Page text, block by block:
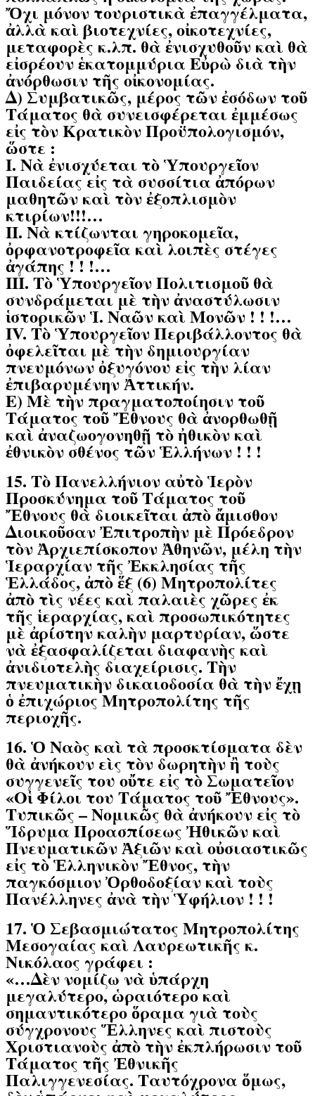
Ὄχι μόνον τουριστικὰ ἐπαγγέλματα,
ἀλλὰ καὶ βιοτεχνίες, οἰκοτεχνίες,
μεταφορὲς κ.λπ. θὰ ἐνισχυθοῦν καὶ θὰ
εἰσρέουν ἑκατομμύρια Εὐρὼ διὰ τὴν
ἀνόρθωσιν τῆς οἰκονομίας.
Δ) Συμβατικῶς, μέρος τῶν ἐσόδων τοῦ
Τάματος θὰ συνεισφέρεται ἐμμέσως
εἰς τὸν Κρατικὸν Προϋπολογισμόν,
ὥστε :
Ι. Νὰ ἐνισχύεται τὸ Ὑπουργεῖον
Παιδείας εἰς τὰ συσσίτια ἀπόρων
μαθητῶν καὶ τὸν ἐξοπλισμὸν
κτιρίων!!!…
ΙΙ. Νὰ κτίζωνται γηροκομεῖα,
ὀρφανοτροφεῖα καὶ λοιπὲς στέγες
ἀγάπης ! ! !…
ΙΙΙ. Τὸ Ὑπουργεῖον Πολιτισμοῦ θὰ
συνδράμεται μὲ τὴν ἀναστύλωσιν
ἱστορικῶν Ἱ. Ναῶν καὶ Μονῶν ! ! !…
ΙV. Tὸ Ὑπουργεῖον Περιβάλλοντος θὰ
ὀφελεῖται μὲ τὴν δημιουργίαν
πνευμόνων ὀξυγόνου εἰς τὴν λίαν
ἐπιβαρυμένην Ἀττικήν.
Ε) Μὲ τὴν πραγματοποίησιν τοῦ
Τάματος τοῦ Ἔθνους θὰ ἀνορθωθῇ
καὶ ἀναζωογονηθῇ τὸ ἠθικὸν καὶ
ἐθνικὸν σθένος τῶν Ἑλλήνων ! ! !
15. Τὸ Πανελλήνιον αὐτὸ Ἱερὸν
Προσκύνημα τοῦ Τάματος τοῦ
Ἔθνους θὰ διοικεῖται ἀπὸ ἄμισθον
Διοικοῦσαν Ἐπιτροπὴν μὲ Πρόεδρον
τὸν Ἀρχιεπίσκοπον Ἀθηνῶν, μέλη τὴν
Ἱεραρχίαν τῆς Ἐκκλησίας τῆς
Ἑλλάδος, ἀπὸ ἕξ (6) Μητροπολίτες
ἀπὸ τὶς νέες καὶ παλαιὲς χῶρες ἐκ
τῆς ἱεραρχίας, καὶ προσωπικότητες
μὲ ἀρίστην καλὴν μαρτυρίαν, ὥστε
νὰ ἐξασφαλίζεται διαφανὴς καὶ
ἀνιδιοτελὴς διαχείρισις. Τὴν
πνευματικὴν δικαιοδοσία θὰ τὴν ἔχῃ
ὁ ἐπιχώριος Μητροπολίτης τῆς
περιοχῆς.
16. Ὁ Ναὸς καὶ τὰ προσκτίσματα δὲν
θὰ ἀνήκουν εὶς τὸν δωρητὴν ἢ τοὺς
συγγενεῖς του οὔτε εἰς τὸ Σωματεῖον
«Οἱ Φίλοι του Τάματος τοῦ Ἔθνους».
Τυπικῶς – Νομικῶς θὰ ἀνήκουν εἰς τὸ
Ἵδρυμα Προασπίσεως Ἠθικῶν καὶ
Πνευματικῶν Ἀξιῶν καὶ οὐσιαστικῶς
εἰς τὸ Ἑλληνικὸν Ἔθνος, τὴν
παγκόσμιον Ὀρθοδοξίαν καὶ τοὺς
Πανέλληνες ἀνὰ τὴν Ὑφήλιον ! ! !
17. Ὁ Σεβασμιώτατος Μητροπολίτης
Μεσογαίας καὶ Λαυρεωτικῆς κ.
Νικόλαος γράφει :
«…Δὲν νομίζω νὰ ὑπάρχη
μεγαλύτερο, ὡραιότερο καὶ
σημαντικότερο ὅραμα γιὰ τοὺς
σύγχρονους Ἕλληνες καὶ πιστοὺς
Χριστιανοὺς ἀπὸ τὴν ἐκπλήρωσιν τοῦ
Τάματος τῆς Ἐθνικῆς
Παλιγγενεσίας. Ταυτόχρονα ὅμως,